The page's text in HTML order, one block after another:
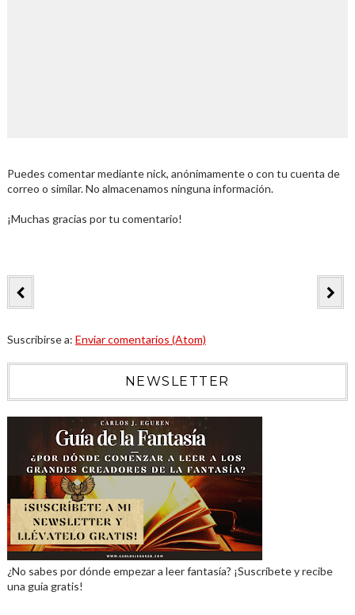
Puedes comentar mediante nick, anónimamente o con tu cuenta de
correo o similar. No almacenamos ninguna información.
¡Muchas gracias por tu comentario!
Suscribirse a: Enviar comentarios (Atom)
NEWSLETTER
¿No sabes por dónde empezar a leer fantasía? ¡Suscríbete y recibe
una guía gratis!